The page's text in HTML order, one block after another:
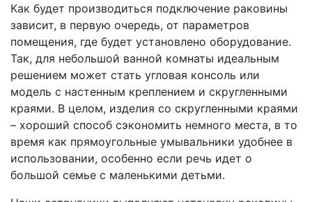
Как будет производиться подключение раковины
зависит, в первую очередь, от параметров
помещения, где будет установлено оборудование.
Так, для небольшой ванной комнаты идеальным
решением может стать угловая консоль или
модель с настенным креплением и скругленными
краями. В целом, изделия со скругленными краями
– хороший способ сэкономить немного места, в то
время как прямоугольные умывальники удобнее в
использовании, особенно если речь идет о
большой семье с маленькими детьми.